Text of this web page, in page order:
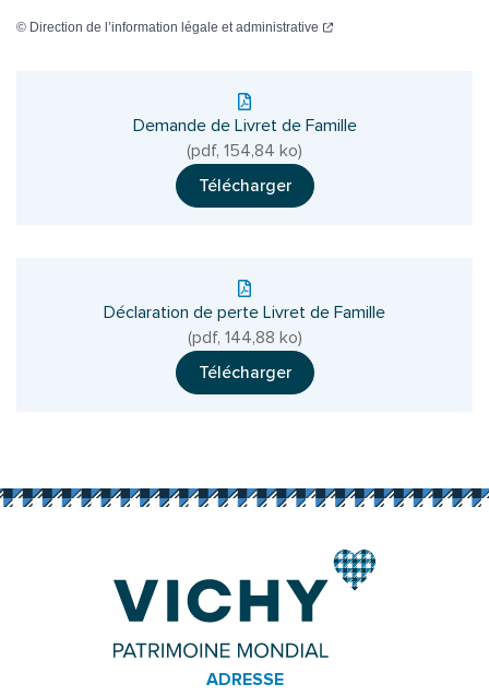
© Direction de l’information légale et administrative (ouverture dans un
Demande de Livret de Famille
(pdf, 154,84 ko)
Télécharger
Déclaration de perte Livret de Famille
(pdf, 144,88 ko)
Télécharger
ADRESSE